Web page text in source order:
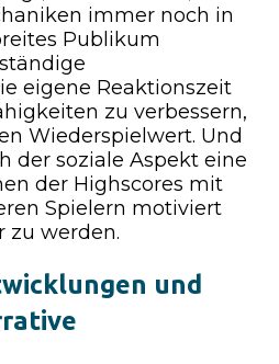
immer noch in
Publikum
eigene Reaktionszeit
zu verbessern,
Wiederspielwert. Und
der soziale Aspekt eine
der Highscores mit
Spielern motiviert
zu werden.
und